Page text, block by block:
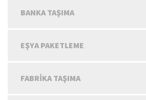
BANKA TAŞIMA
EŞYA PAKETLEME
FABRIKA TAŞIMA